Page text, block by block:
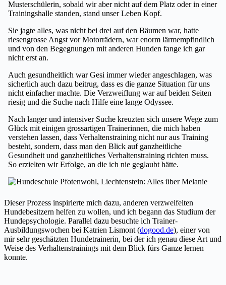
Musterschülerin, sobald wir aber nicht auf dem Platz oder in einer
Trainingshalle standen, stand unser Leben Kopf.
Sie jagte alles, was nicht bei drei auf den Bäumen war, hatte
riesengrosse Angst vor Motorrädern, war enorm lärmempfindlich
und von den Begegnungen mit anderen Hunden fange ich gar
nicht erst an.
Auch gesundheitlich war Gesi immer wieder angeschlagen, was
sicherlich auch dazu beitrug, dass es die ganze Situation für uns
nicht einfacher machte. Die Verzweiflung war auf beiden Seiten
riesig und die Suche nach Hilfe eine lange Odyssee.
Nach langer und intensiver Suche kreuzten sich unsere Wege zum
Glück mit einigen grossartigen Trainerinnen, die mich haben
verstehen lassen, dass Verhaltenstraining nicht nur aus Training
besteht, sondern, dass man den Blick auf ganzheitliche
Gesundheit und ganzheitliches Verhaltenstraining richten muss.
So erzielten wir Erfolge, an die ich nie geglaubt hätte.
Dieser Prozess inspirierte mich dazu, anderen verzweifelten
Hundebesitzern helfen zu wollen, und ich begann das Studium der
Hundepsychologie. Parallel dazu besuchte ich Trainer-
Ausbildungswochen bei Katrien Lismont (dogood.de), einer von
mir sehr geschätzten Hundetrainerin, bei der ich genau diese Art und
Weise des Verhaltenstrainings mit dem Blick fürs Ganze lernen
konnte.